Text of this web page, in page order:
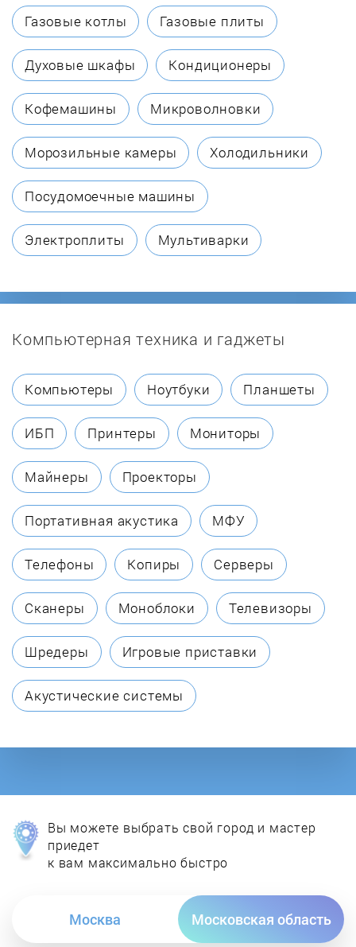
AUX
Avantree
Awei
B&W
Bang&Olufsen
Beeline
Belsis
Bestway
BLAST
Bluedio
Bluesound
Borofone
Bose
Braven
Camping World
Газовые котлы Газовые плиты
Духовые шкафы Кондиционеры
Кофемашины Микроволновки
Морозильные камеры Холодильники
Посудомоечные машины
Электроплиты Мультиварки
Компьютерная техника и гаджеты
Компьютеры Ноутбуки Планшеты
ИБП Принтеры Мониторы
Майнеры Проекторы
Портативная акустика МФУ
Телефоны Копиры Серверы
Сканеры Моноблоки Телевизоры
Шредеры Игровые приставки
Акустические системы
Вы можете выбрать свой город и мастер
приедет
к вам максимально быстро
Москва Московская область